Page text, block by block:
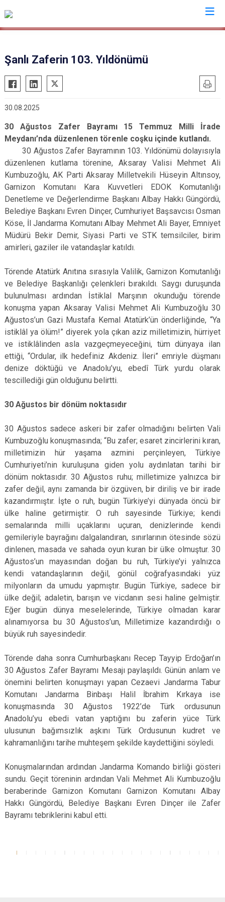
Valilikler
Şanlı Zaferin 103. Yıldönümü
30.08.2025
30 Ağustos Zafer Bayramı 15 Temmuz Milli İrade
Meydanı’nda düzenlenen törenle coşku içinde kutlandı.
30 Ağustos Zafer Bayramının 103. Yıldönümü dolayısıyla
düzenlenen kutlama törenine, Aksaray Valisi Mehmet Ali
Kumbuzoğlu, AK Parti Aksaray Milletvekili Hüseyin Altınsoy,
Garnizon Komutanı Kara Kuvvetleri EDOK Komutanlığı
Denetleme ve Değerlendirme Başkanı Albay Hakkı Güngördü,
Belediye Başkanı Evren Dinçer, Cumhuriyet Başsavcısı Osman
Köse, İl Jandarma Komutanı Albay Mehmet Ali Bayer, Emniyet
Müdürü Bekir Demir, Siyasi Parti ve STK temsilciler, birim
amirleri, gaziler ile vatandaşlar katıldı.
Törende Atatürk Anıtına sırasıyla Valilik, Garnizon Komutanlığı
ve Belediye Başkanlığı çelenkleri bırakıldı. Saygı duruşunda
bulunulması ardından İstiklal Marşının okunduğu törende
konuşma yapan Aksaray Valisi Mehmet Ali Kumbuzoğlu 30
Ağustos’un Gazi Mustafa Kemal Atatürk’ün önderliğinde, “Ya
istiklâl ya ölüm!” diyerek yola çıkan aziz milletimizin, hürriyet
ve istiklâlinden asla vazgeçmeyeceğini, tüm dünyaya ilan
ettiği, “Ordular, ilk hedefiniz Akdeniz. İleri” emriyle düşmanı
denize döktüğü ve Anadolu’yu, ebedî Türk yurdu olarak
tescillediği gün olduğunu belirtti.
30 Ağustos bir dönüm noktasıdır
30 Ağustos sadece askeri bir zafer olmadığını belirten Vali
Kumbuzoğlu konuşmasında; “Bu zafer; esaret zincirlerini kıran,
milletimizin hür yaşama azmini perçinleyen, Türkiye
Cumhuriyeti’nin kuruluşuna giden yolu aydınlatan tarihi bir
dönüm noktasıdır. 30 Ağustos ruhu; milletimize yalnızca bir
zafer değil, aynı zamanda bir özgüven, bir diriliş ve bir irade
kazandırmıştır. İşte o ruh, bugün Türkiye’yi dünyada öncü bir
ülke haline getirmiştir. O ruh sayesinde Türkiye; kendi
semalarında milli uçaklarını uçuran, denizlerinde kendi
gemileriyle bayrağını dalgalandıran, sınırlarının ötesinde sözü
dinlenen, masada ve sahada oyun kuran bir ülke olmuştur. 30
Ağustos’un mayasından doğan bu ruh, Türkiye’yi yalnızca
kendi vatandaşlarının değil, gönül coğrafyasındaki yüz
milyonların da umudu yapmıştır. Bugün Türkiye, sadece bir
ülke değil; adaletin, barışın ve vicdanın sesi haline gelmiştir.
Eğer bugün dünya meselelerinde, Türkiye olmadan karar
alınamıyorsa bu 30 Ağustos’un, Milletimize kazandırdığı o
büyük ruh sayesindedir.
Törende daha sonra Cumhurbaşkanı Recep Tayyip Erdoğan’ın
30 Ağustos Zafer Bayramı Mesajı paylaşıldı. Günün anlam ve
önemini belirten konuşmayı yapan Cezaevi Jandarma Tabur
Komutanı Jandarma Binbaşı Halil İbrahim Kırkaya ise
konuşmasında 30 Ağustos 1922’de Türk ordusunun
Anadolu’yu ebedi vatan yaptığını bu zaferin yüce Türk
ulusunun bağımsızlık aşkını Türk Ordusunun kudret ve
kahramanlığını tarihe muhteşem şekilde kaydettiğini söyledi.
Konuşmalarından ardından Jandarma Komando birliği gösteri
sundu. Geçit töreninin ardından Vali Mehmet Ali Kumbuzoğlu
beraberinde Garnizon Komutanı Garnizon Komutanı Albay
Hakkı Güngördü, Belediye Başkanı Evren Dinçer ile Zafer
Bayramı tebriklerini kabul etti.